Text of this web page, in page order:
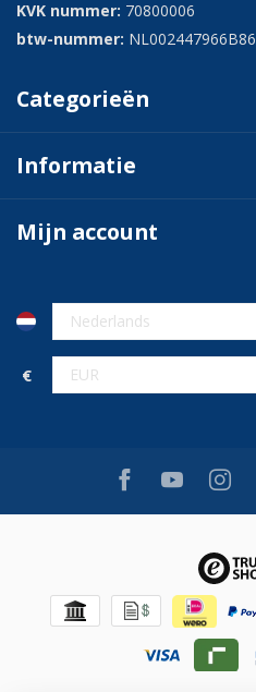
KVK nummer: 70800006
btw-nummer: NL002447966B86
Categorieën
Informatie
Mijn account
€